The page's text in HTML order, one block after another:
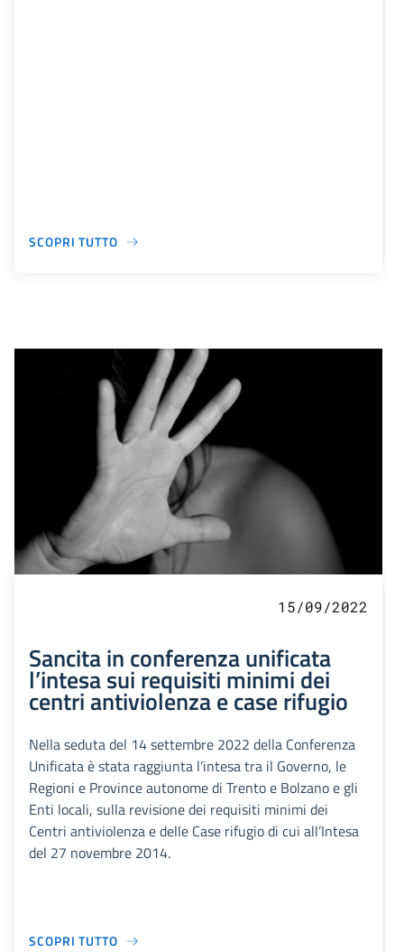
SCOPRI TUTTO
15/09/2022
Sancita in conferenza unificata
l’intesa sui requisiti minimi dei
centri antiviolenza e case rifugio
Nella seduta del 14 settembre 2022 della Conferenza
Unificata è stata raggiunta l’intesa tra il Governo, le
Regioni e Province autonome di Trento e Bolzano e gli
Enti locali, sulla revisione dei requisiti minimi dei
Centri antiviolenza e delle Case rifugio di cui all’Intesa
del 27 novembre 2014.
SCOPRI TUTTO